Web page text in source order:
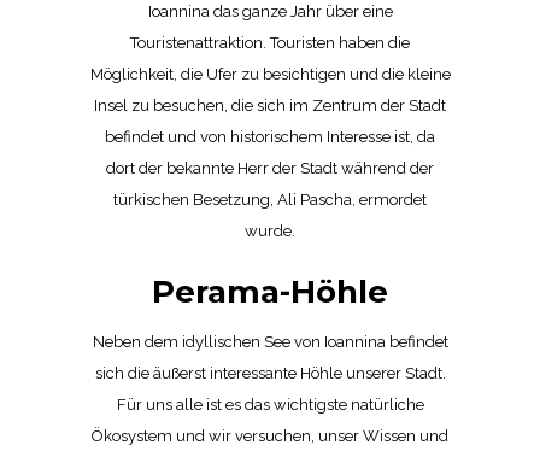
Ioannina das ganze Jahr über eine
Touristenattraktion. Touristen haben die
Möglichkeit, die Ufer zu besichtigen und die kleine
Insel zu besuchen, die sich im Zentrum der Stadt
befindet und von historischem Interesse ist, da
dort der bekannte Herr der Stadt während der
türkischen Besetzung, Ali Pascha, ermordet
wurde.
Perama-Höhle
Neben dem idyllischen See von Ioannina befindet
sich die äußerst interessante Höhle unserer Stadt.
Für uns alle ist es das wichtigste natürliche
Ökosystem und wir versuchen, unser Wissen und